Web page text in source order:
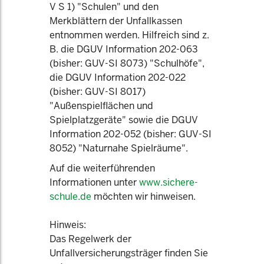
V S 1) "Schulen" und den
Merkblättern der Unfallkassen
entnommen werden. Hilfreich sind z.
B. die DGUV Information 202-063
(bisher: GUV-SI 8073) "Schulhöfe",
die DGUV Information 202-022
(bisher: GUV-SI 8017)
"Außenspielflächen und
Spielplatzgeräte" sowie die DGUV
Information 202-052 (bisher: GUV-SI
8052) "Naturnahe Spielräume".
Auf die weiterführenden
Informationen unterwww.sichere-
schule.de möchten wir hinweisen.
Hinweis:
Das Regelwerk der
Unfallversicherungsträger finden Sie